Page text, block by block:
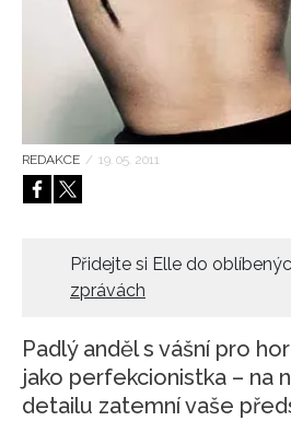
REDAKCE / 19. 05. 2011
Přidejte si Elle do
zprávách
Padlý anděl s vášní pro
jako perfekcionistka – na
detailu zatemní vaše